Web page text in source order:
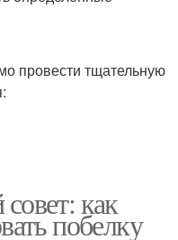
провести тщательную
как
побелку